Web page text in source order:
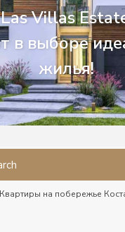
Villas
в выборе
жилья!
Квартиры на побережье